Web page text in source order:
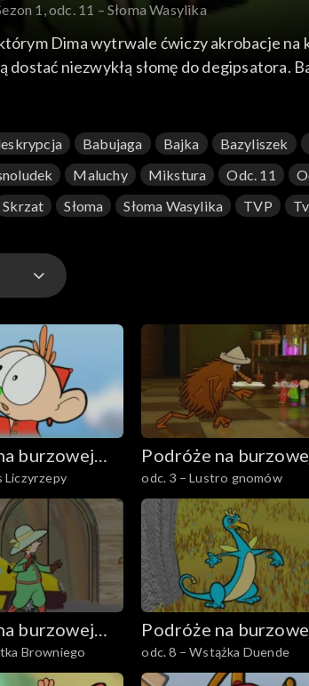
1, odc. 11 – Słoma Wasylika
Dima wytrwale ćwiczy akrobacje na
niezwykłą słomę do degipsatora.
Babujaga Bajka Bazyliszek
Maluchy Mikstura Odc. 11
Skrzat Słoma Słoma Wasylika TVP
burzowej
Liczyrzepy
Podróże na
chmurze
odc. 3 – Lustro gnomów
burzowej
Browniego
Podróże na
chmurze
odc. 8 – Wstążka Duende